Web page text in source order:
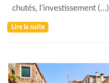
chutés, l’investissement (…)
Lire la suite